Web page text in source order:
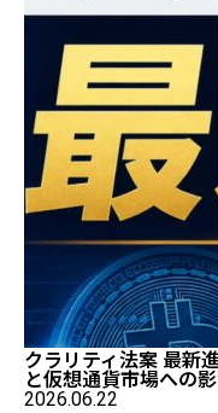
クラリティ法案 最新
と仮想通貨市場への
2026.06.22